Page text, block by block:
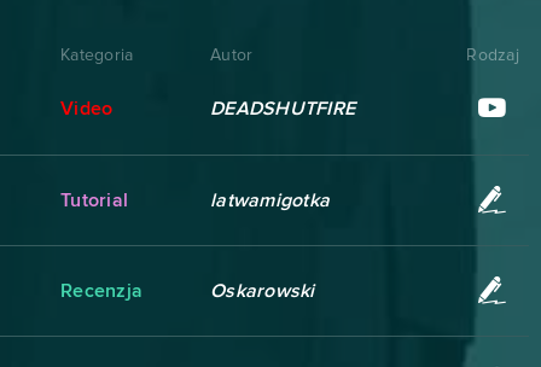
Kategoria Autor Rodzaj
Video DEADSHUTFIRE
Tutorial latwamigotka
Recenzja Oskarowski